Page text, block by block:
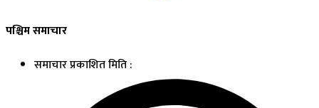
पश्चिम समाचार
समाचार प्रकाशित मिति :